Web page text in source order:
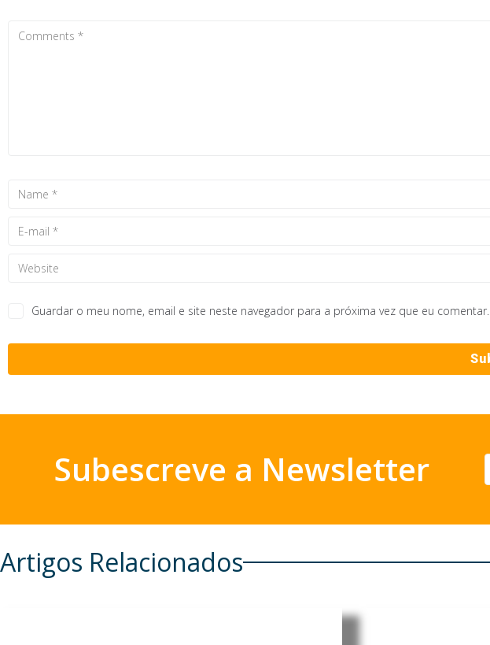
Guardar o meu nome, email e site neste navegador para a próxima vez que eu comentar.
Subescreve a Newsletter
Artigos Relacionados